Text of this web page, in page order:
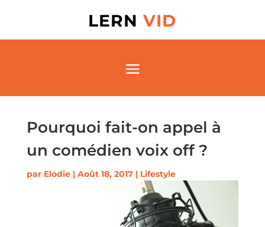
LERNVID
Pourquoi fait-on appel à
un comédien voix off ?
par Elodie| Août 18, 2017| Lifestyle